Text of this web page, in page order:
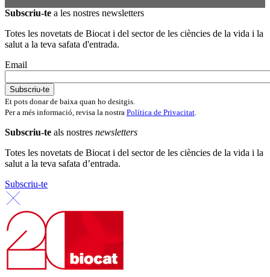
Subscriu-te a les nostres newsletters
Totes les novetats de Biocat i del sector de les ciències de la vida i la
salut a la teva safata d'entrada.
Email
Et pots donar de baixa quan ho desitgis.
Per a més informació, revisa la nostra Política de Privacitat.
Subscriu-te als nostres newsletters
Totes les novetats de Biocat i del sector de les ciències de la vida i la
salut a la teva safata d’entrada.
Subscriu-te